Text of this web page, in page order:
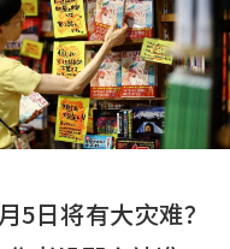
5日将有大灾难？